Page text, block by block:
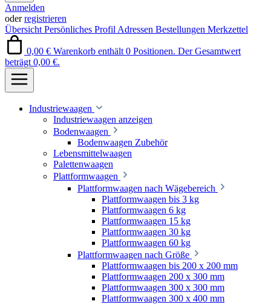
Anmelden
oderregistrieren
Übersicht Persönliches Profil Adressen Bestellungen Merkzettel
0,00 € Warenkorb enthält 0 Positionen. Der Gesamtwert
beträgt 0,00 €.
Industriewaagen
Industriewaagen anzeigen
Bodenwaagen
Bodenwaagen Zubehör
Lebensmittelwaagen
Palettenwaagen
Plattformwaagen
Plattformwaagen nach Wägebereich
Plattformwaagen bis 3 kg
Plattformwaagen 6 kg
Plattformwaagen 15 kg
Plattformwaagen 30 kg
Plattformwaagen 60 kg
Plattformwaagen nach Größe
Plattformwaagen bis 200 x 200 mm
Plattformwaagen 200 x 300 mm
Plattformwaagen 300 x 300 mm
Plattformwaagen 300 x 400 mm